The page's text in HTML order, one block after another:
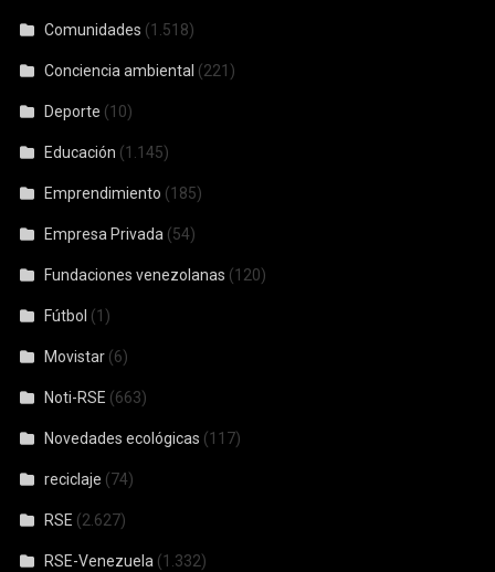
Comunidades (1.518)
Conciencia ambiental (221)
Deporte (10)
Educación (1.145)
Emprendimiento (185)
Empresa Privada (54)
Fundaciones venezolanas (120)
Fútbol (1)
Movistar (6)
Noti-RSE (663)
Novedades ecológicas (117)
reciclaje (74)
RSE (2.627)
RSE-Venezuela (1.332)